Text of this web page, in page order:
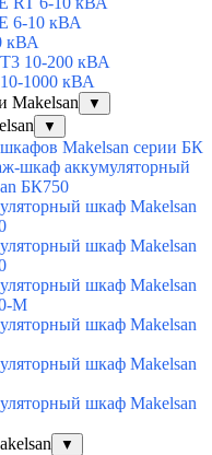
6-10 кВА
кВА
10-200 кВА
1000 кВА
Makelsan
▼
▼
Makelsan серии БК
шкаф аккумуляторный
БК750
шкаф Makelsan
шкаф Makelsan
шкаф Makelsan
М
шкаф Makelsan
шкаф Makelsan
шкаф Makelsan
▼